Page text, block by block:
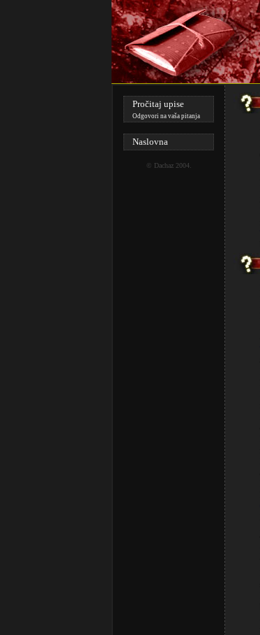
Pročitaj upise
Odgovori na vaša pitanja
Naslovna
© Dachaz2004.